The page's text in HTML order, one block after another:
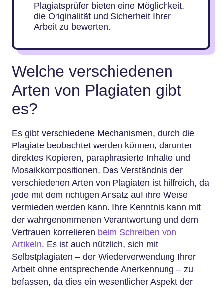
Plagiatsprüfer bieten eine Möglichkeit,
die Originalität und Sicherheit Ihrer
Arbeit zu bewerten.
Welche verschiedenen
Arten von Plagiaten gibt
es?
Es gibt verschiedene Mechanismen, durch die
Plagiate beobachtet werden können, darunter
direktes Kopieren, paraphrasierte Inhalte und
Mosaikkompositionen. Das Verständnis der
verschiedenen Arten von Plagiaten ist hilfreich, da
jede mit dem richtigen Ansatz auf ihre Weise
vermieden werden kann. Ihre Kenntnis kann mit
der wahrgenommenen Verantwortung und dem
Vertrauen korrelieren beim Schreiben von
Artikeln. Es ist auch nützlich, sich mit
Selbstplagiaten – der Wiederverwendung Ihrer
Arbeit ohne entsprechende Anerkennung – zu
befassen, da dies ein wesentlicher Aspekt der